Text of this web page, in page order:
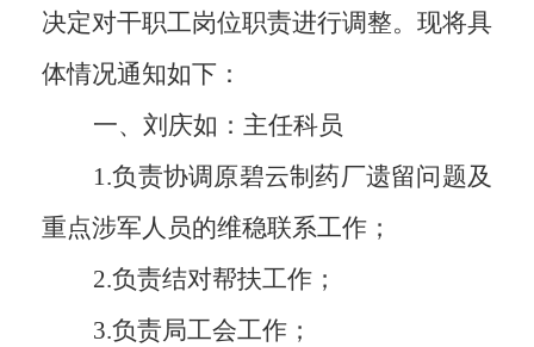
决定对干职工岗位职责进行调整。现将具
体情况通知如下：
一、刘庆如：主任科员
1.负责协调原碧云制药厂遗留问题及
重点涉军人员的维稳联系工作；
2.负责结对帮扶工作；
3.负责局工会工作；